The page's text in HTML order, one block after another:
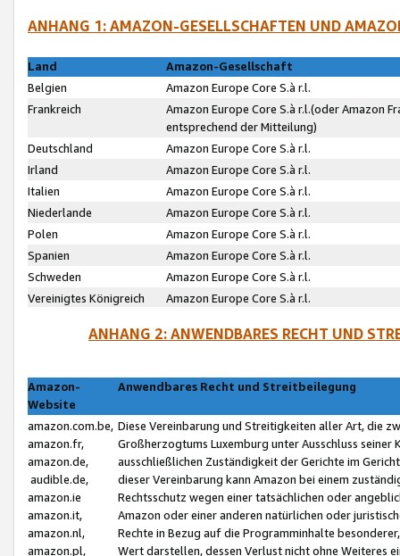
ANHANG 1: AMAZON-GESELLSCHAFTEN UND
Land
Amazon-Gesellschaft
Belgien
Amazon Europe Core S.à r.l.
Frankreich
Amazon Europe Core S.à r.l.(oder Amazon
entsprechend der Mitteilung)
Deutschland
Amazon Europe Core S.à r.l.
Irland
Amazon Europe Core S.à r.l.
Italien
Amazon Europe Core S.à r.l.
Niederlande
Amazon Europe Core S.à r.l.
Polen
Amazon Europe Core S.à r.l.
Spanien
Amazon Europe Core S.à r.l.
Schweden
Amazon Europe Core S.à r.l.
Vereinigtes Königreich
Amazon Europe Core S.à r.l.
ANHANG 2: ANWENDBARES RECHT UND
Amazon-
Website
Anwendbares Recht und Streitbeilegung
amazon.com.be,
amazon.fr,
amazon.de,
audible.de,
amazon.ie
amazon.it,
amazon.nl,
amazon.pl,
Diese Vereinbarung und Streitigkeiten aller Art, die
Großherzogtums Luxemburg unter Ausschluss
ausschließlichen Zuständigkeit der Gerichte im
dieser Vereinbarung kann Amazon bei einem
Rechtsschutz wegen einer tatsächlichen oder
Amazon oder einer anderen natürlichen oder
Rechte in Bezug auf die Programminhalte
Wert darstellen, dessen Verlust nicht ohne Weiteres